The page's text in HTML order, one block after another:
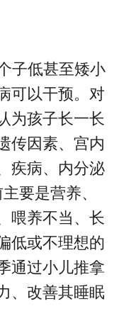
子低甚至矮小
可以干预。对
为孩子长一长
传因素、宫内
疾病、内分泌
要是营养、
喂养不当、长
低或不理想的
通过小儿推拿
、改善其睡眠